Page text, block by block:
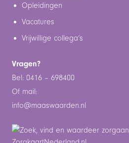
Opleidingen
Vacatures
Vrijwillige collega’s
Vragen?
Bel: 0416 – 698400
Of mail:
info@maaswaarden.nl